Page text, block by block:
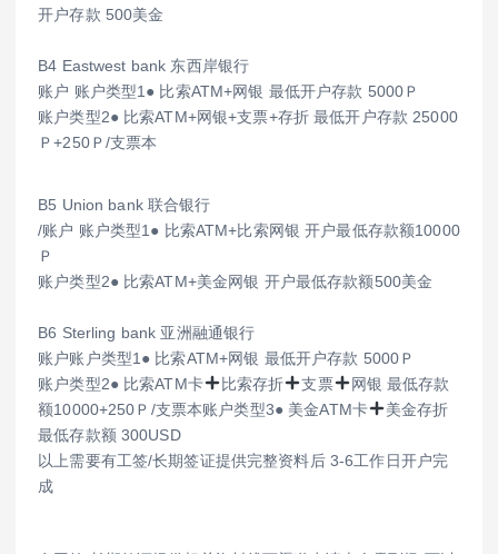
开户存款 500美金
B4 Eastwest bank 东西岸银行
账户 账户类型1● 比索ATM+网银 最低开户存款 5000Ｐ
账户类型2● 比索ATM+网银+支票+存折 最低开户存款 25000
Ｐ+250Ｐ/支票本
B5 Union bank 联合银行
/账户 账户类型1● 比索ATM+比索网银 开户最低存款额10000
Ｐ
账户类型2● 比索ATM+美金网银 开户最低存款额500美金
B6 Sterling bank 亚洲融通银行
账户账户类型1● 比索ATM+网银 最低开户存款 5000Ｐ
账户类型2● 比索ATM卡
比索存折 支票
网银 最低存款
额10000+250Ｐ/支票本账户类型3● 美金ATM卡
美金存折
最低存款额 300USD
以上需要有工签/长期签证提供完整资料后 3-6工作日开户完
成